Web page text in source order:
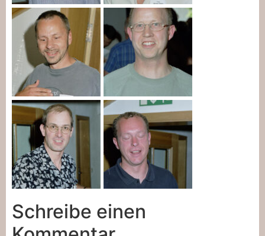
Schreibe einen